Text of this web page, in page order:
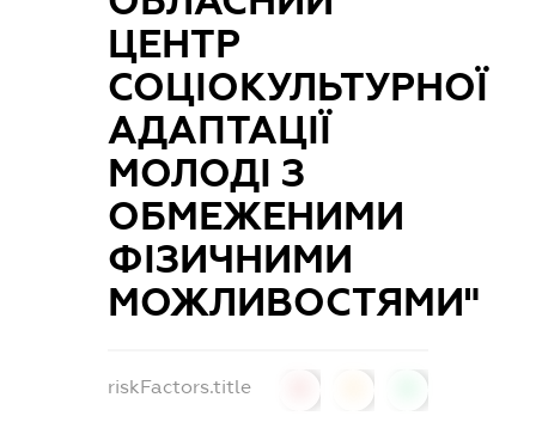
ЦЕНТР
СОЦІОКУЛЬТУРНОЇ
АДАПТАЦІЇ
МОЛОДІ З
ОБМЕЖЕНИМИ
ФІЗИЧНИМИ
МОЖЛИВОСТЯМИ"
riskFactors.title